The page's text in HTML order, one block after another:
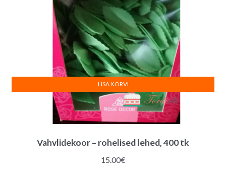
Vahvlidekoor – rohelised lehed, 400 tk
15.00€
LISA KORVI